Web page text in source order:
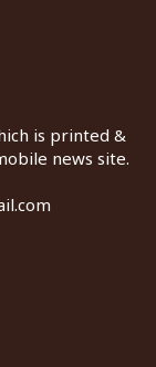
is printed &
news site.